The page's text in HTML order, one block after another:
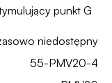
punkt G
niedostępny
55-PMV20-4